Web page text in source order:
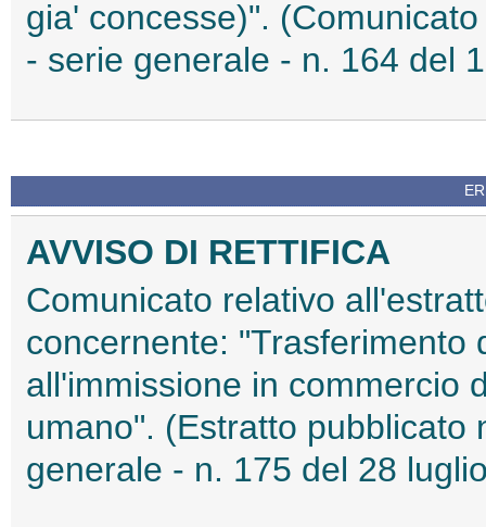
gia' concesse)".
- serie generale - n. 164 del
AVVISO DI RETTIFICA
Comunicato relativo
concernente: "Trasferimento
all'immissione in commercio
umano". (Estratto pubblicato
generale - n. 175 del 28